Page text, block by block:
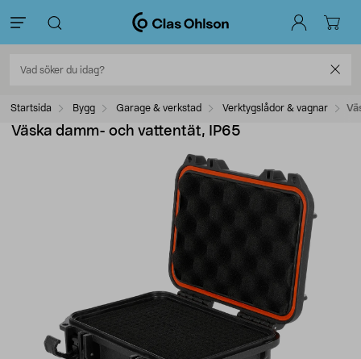
Startsida Bygg Garage & verkstad Verktygslådor & vagnar
Väska damm- och vattentät, IP65